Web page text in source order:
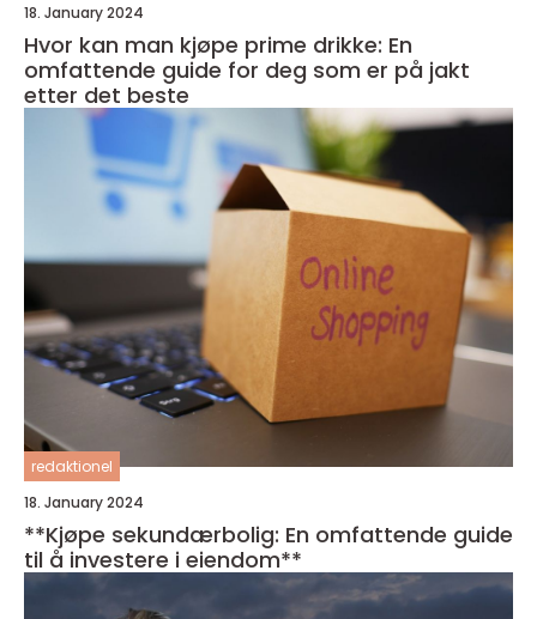
18. January 2024
Hvor kan man kjøpe prime drikke: En
omfattende guide for deg som er på jakt
etter det beste
redaktionel
18. January 2024
**Kjøpe sekundærbolig: En omfattende guide
til å investere i eiendom**